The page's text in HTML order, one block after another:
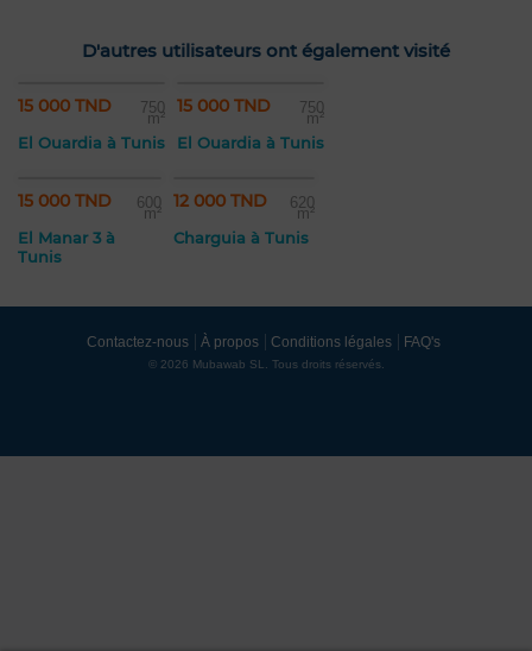
D'autres utilisateurs ont également visité
15 000 TND 750
m²
El Ouardia à Tunis
15 000 TND 750
m²
El Ouardia à Tunis
15 000 TND 600
m²
El Manar 3 à
Tunis
12 000 TND 620
m²
Charguia à Tunis
Contactez-nous À propos Conditions légales FAQ's
© 2026 Mubawab SL. Tous droits réservés.